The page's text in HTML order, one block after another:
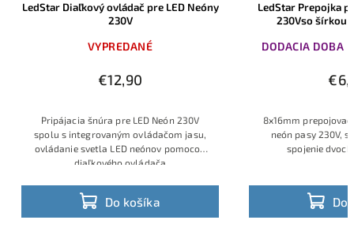
LedStar Diaľkový ovládač pre LED Neóny
230V
VYPREDANÉ
€12,90
Do košíka
Pripájacia šnúra pre LED Neón 230V
spolu s integrovaným ovládačom jasu,
ovládanie svetla LED neónov pomocou
diaľkového ovládača
LedStar Prepojka
230Vso šírkou
DODACIA DOBA
Do
8x16mm
neón pasy 230V,
spojenie dvoch